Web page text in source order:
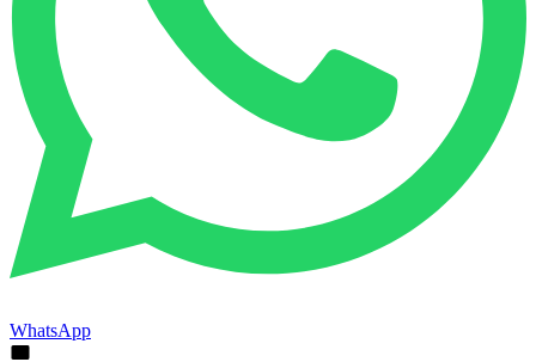
WhatsApp